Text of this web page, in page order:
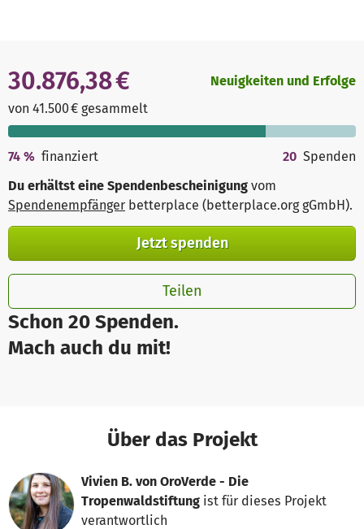
Schon 20 Spenden.
Mach auch du mit!
30.876,38 €
von 41.500 € gesammelt
Neuigkeiten und Erfolge
74 % finanziert 20 Spenden
Du erhältst eine Spendenbescheinigung vom
Spendenempfänger betterplace (betterplace.org gGmbH).
Jetzt spenden
Teilen
Über das Projekt
Vivien B. von OroVerde - Die
Tropenwaldstiftung ist für dieses Projekt
verantwortlich